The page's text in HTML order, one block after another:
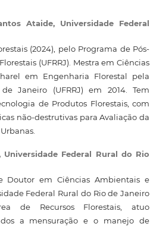
Ataide, Universidade Federal
(2024), pelo Programa de Pós-
(UFRRJ). Mestra em Ciências
em Engenharia Florestal pela
Janeiro (UFRRJ) em 2014. Tem
de Produtos Florestais, com
não-destrutivas para Avaliação da
Universidade Federal Rural do Rio
Doutor em Ciências Ambientais e
Federal Rural do Rio de Janeiro
de Recursos Florestais, atuo
a mensuração e o manejo de